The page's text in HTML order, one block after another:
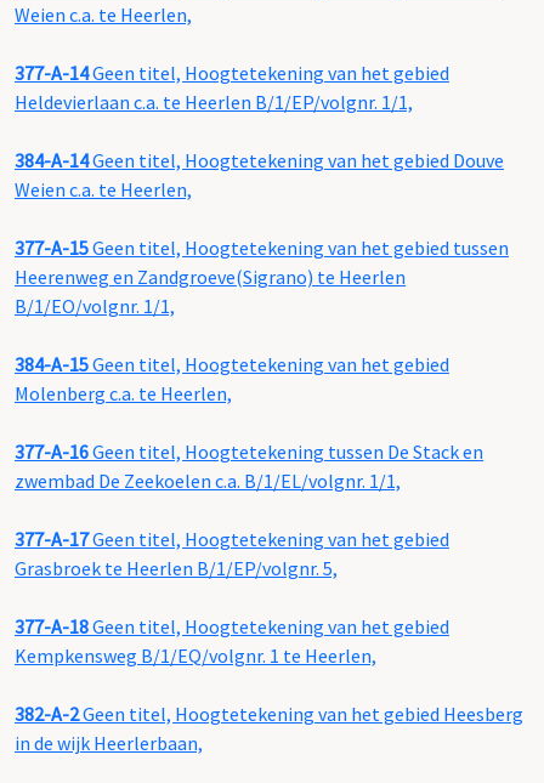
Weien c.a. te Heerlen,
377-A-14Geen titel, Hoogtetekening van het gebied
Heldevierlaan c.a. te Heerlen B/1/EP/volgnr. 1/1,
384-A-14Geen titel, Hoogtetekening van het gebied Douve
Weien c.a. te Heerlen,
377-A-15Geen titel, Hoogtetekening van het gebied tussen
Heerenweg en Zandgroeve(Sigrano) te Heerlen
B/1/EO/volgnr. 1/1,
384-A-15Geen titel, Hoogtetekening van het gebied
Molenberg c.a. te Heerlen,
377-A-16Geen titel, Hoogtetekening tussen De Stack en
zwembad De Zeekoelen c.a. B/1/EL/volgnr. 1/1,
377-A-17Geen titel, Hoogtetekening van het gebied
Grasbroek te Heerlen B/1/EP/volgnr. 5,
377-A-18Geen titel, Hoogtetekening van het gebied
Kempkensweg B/1/EQ/volgnr. 1 te Heerlen,
382-A-2Geen titel, Hoogtetekening van het gebied Heesberg
in de wijk Heerlerbaan,